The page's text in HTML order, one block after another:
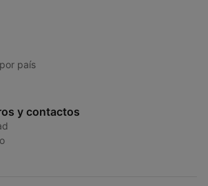
país
y contactos